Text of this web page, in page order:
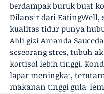
berdampak buruk buat
Dilansir dari EatingWell,
kualitas tidur punya
Ahli gizi Amanda
seseorang stres, tubuh
kortisol lebih tinggi.
lapar meningkat,
makanan tinggi gula,